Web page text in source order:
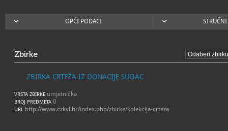
OPĆI PODACI
Zbirke
ZBIRKA CRTEŽA IZ DONACIJE SUDAC
VRSTA ZBIRKE umjetnička
BROJ PREDMETA 0
URL http://www.czkvl.hr/index.php/zbirke/kolekcija-crteza